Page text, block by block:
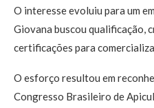
O interesse evoluiu para um
Giovana buscou qualificação,
certificações para
O esforço resultou em
Congresso Brasileiro de